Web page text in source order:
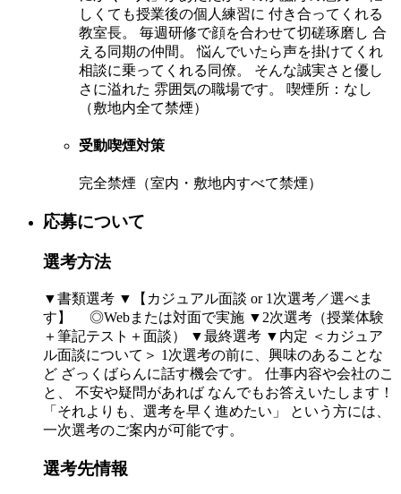
しくても授業後の個人練習に 付き合ってくれる
教室長。 毎週研修で顔を合わせて切磋琢磨し 合
える同期の仲間。 悩んでいたら声を掛けてくれ
相談に乗ってくれる同僚。 そんな誠実さと優し
さに溢れた 雰囲気の職場です。 喫煙所：なし
（敷地内全て禁煙）
受動喫煙対策
完全禁煙（室内・敷地内すべて禁煙）
応募について
選考方法
▼書類選考 ▼【カジュアル面談 or 1次選考／選べま
す】 ◎Webまたは対面で実施 ▼2次選考（授業体験
＋筆記テスト＋面談） ▼最終選考 ▼内定 ＜カジュア
ル面談について＞ 1次選考の前に、興味のあることな
ど ざっくばらんに話す機会です。 仕事内容や会社のこ
と、 不安や疑問があれば なんでもお答えいたします！
「それよりも、選考を早く進めたい」 という方には、
一次選考のご案内が可能です。
選考先情報